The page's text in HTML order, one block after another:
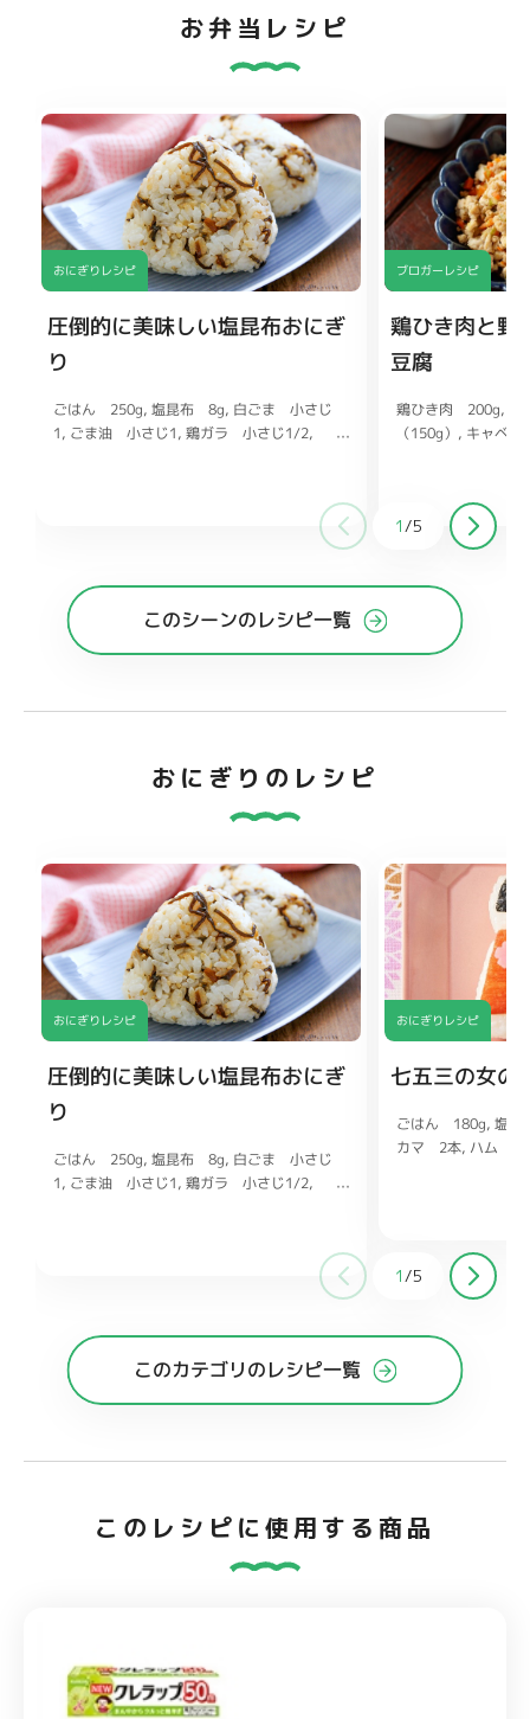
お弁当レシピ
おにぎりレシピ
圧倒的に美味しい塩昆布おにぎ
り
ごはん 250g 塩昆布 8g 白ごま 小さじ
1 ごま油 小さじ1 鶏ガラ 小さじ1/2
ブロガーレシピ
鶏ひき肉と
豆腐
鶏ひき肉 200g
（150g） キャベ
和風だしの素 小
が チューブ1〜
1 /5
このシーンのレシピ一覧
おにぎりのレシピ
おにぎりレシピ
圧倒的に美味しい塩昆布おにぎ
り
ごはん 250g 塩昆布 8g 白ごま 小さじ
1 ごま油 小さじ1 鶏ガラ 小さじ1/2
おにぎりレシピ
七五三の女の
ごはん 180g 塩
カマ 2本 ハム 少
1 /5
このカテゴリのレシピ一覧
このレシピに使用する商品